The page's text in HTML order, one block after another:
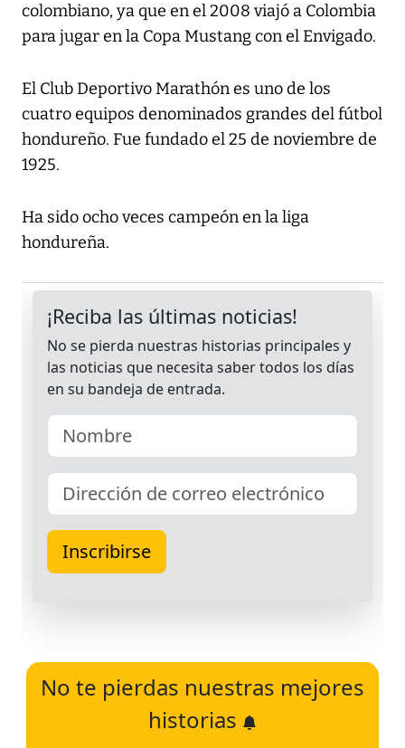
colombiano, ya que en el 2008 viajó a Colombia
para jugar en la Copa Mustang con el Envigado.
El Club Deportivo Marathón es uno de los
cuatro equipos denominados grandes del fútbol
hondureño. Fue fundado el 25 de noviembre de
1925.
Ha sido ocho veces campeón en la liga
hondureña.
No te pierdas nuestras mejores
historias